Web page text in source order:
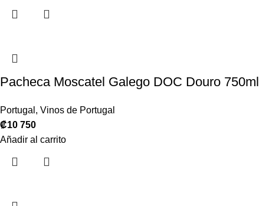
Pacheca Moscatel Galego DOC Douro 750ml
Portugal , Vinos de Portugal
₡10 750
Añadir al carrito